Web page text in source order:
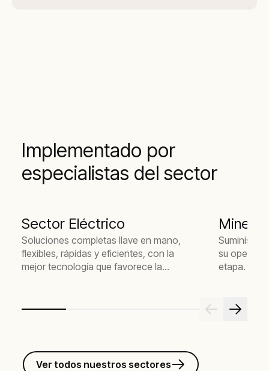
Implementado por
especialistas del sector
Sector Eléctrico
Soluciones completas llave en mano,
flexibles, rápidas y eficientes, con la
mejor tecnología que favorece la
Minería
Suministro
su
etapa.
Ver todos nuestros sectores